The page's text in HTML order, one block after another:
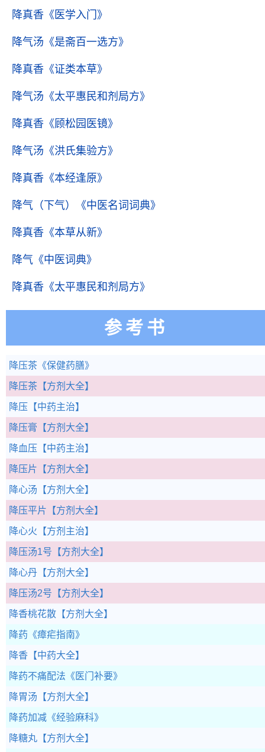
降真香 《医学入门》
降气汤 《是斋百一选方》
降真香 《证类本草》
降气汤 《太平惠民和剂局方》
降真香 《顾松园医镜》
降气汤 《洪氏集验方》
降真香 《本经逢原》
降气（下气） 《中医名词词典》
降真香 《本草从新》
降气 《中医词典》
降真香 《太平惠民和剂局方》
参考书
降压茶 《保健药膳》
降压茶 【方剂大全】
降压 【中药主治】
降压膏 【方剂大全】
降血压 【中药主治】
降压片 【方剂大全】
降心汤 【方剂大全】
降压平片 【方剂大全】
降心火 【方剂主治】
降压汤1号 【方剂大全】
降心丹 【方剂大全】
降压汤2号 【方剂大全】
降香桃花散 【方剂大全】
降药 《瘴疟指南》
降香 【中药大全】
降药不痛配法 《医门补要》
降胃汤 【方剂大全】
降药加减 《经验麻科》
降糖丸 【方剂大全】